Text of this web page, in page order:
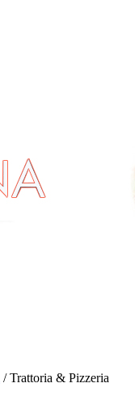
/Trattoria & Pizzeria